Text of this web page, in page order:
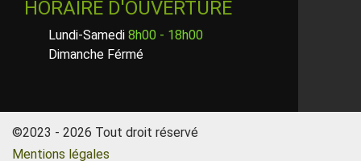
HORAIRE D'OUVERTURE
Lundi-Samedi 8h00 - 18h00
Dimanche Férmé
©2023 - 2026 Tout droit réservé
Mentions légales